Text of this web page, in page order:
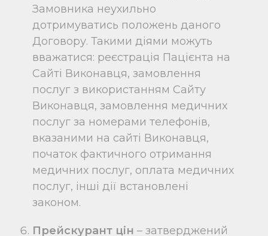
Замовника неухильно
дотримуватись положень даного
Договору. Такими діями можуть
вважатися: реєстрація Пацієнта на
Сайті Виконавця, замовлення
послуг з використанням Сайту
Виконавця, замовлення медичних
послуг за номерами телефонів,
вказаними на сайті Виконавця,
початок фактичного отримання
медичних послуг, оплата медичних
послуг, інші дії встановлені
законом.
Прейскурант цін – затверджений